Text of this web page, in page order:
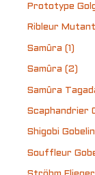
Prototype
Ribleur
Samûra (1)
Samûra (2)
Samûra
Scaphandrier
Shigobi Gobelin
Souffleur